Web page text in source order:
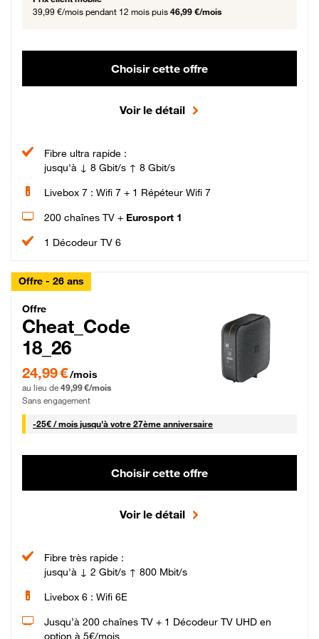
39,99 €/mois pendant 12 mois puis 46,99 €/mois
Choisir cette offre
Voir le détail
Fibre ultra rapide :
jusqu'à ↓ 8 Gbit/s ↑ 8 Gbit/s
Livebox 7 : Wifi 7 + 1 Répéteur Wifi 7
200 chaînes TV + Eurosport 1
1 Décodeur TV 6
Offre - 26 ans
Cheat_Code Fibre_18_26
Offre
Cheat_Code
18_26
24,99 € par mois pendant 0 mois puis 49,99 € par mois, Sans engagement
24,99 €/mois
au lieu de 49,99 €/mois
Sans engagement
-25€ / mois25 € par mois
jusqu'à votre 27ème anniversaire
Choisir cette offre
Voir le détail
Fibre très rapide :
jusqu'à ↓ 2 Gbit/s ↑ 800 Mbit/s
Livebox 6 : Wifi 6E
Jusqu’à 200 chaînes TV + 1 Décodeur TV UHD en
option à 5€/mois